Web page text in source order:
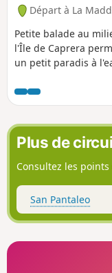
Départ à La
Petite balade au
l'Île de Caprera
un petit paradis à
Plus de
Consultez les
San Pantaleo